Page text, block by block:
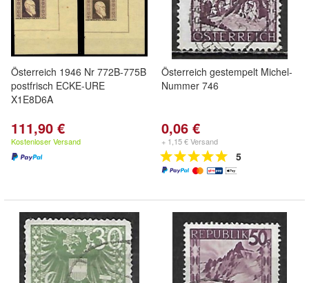
Österreich 1946 Nr 772B-775B
postfrisch ECKE-URE
X1E8D6A
111,90 €
Kostenloser Versand
Österreich gestempelt Michel-
Nummer 746
0,06 €
+ 1,15 € Versand
5